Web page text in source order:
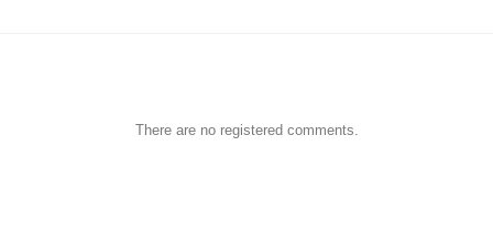
There are no registered comments.